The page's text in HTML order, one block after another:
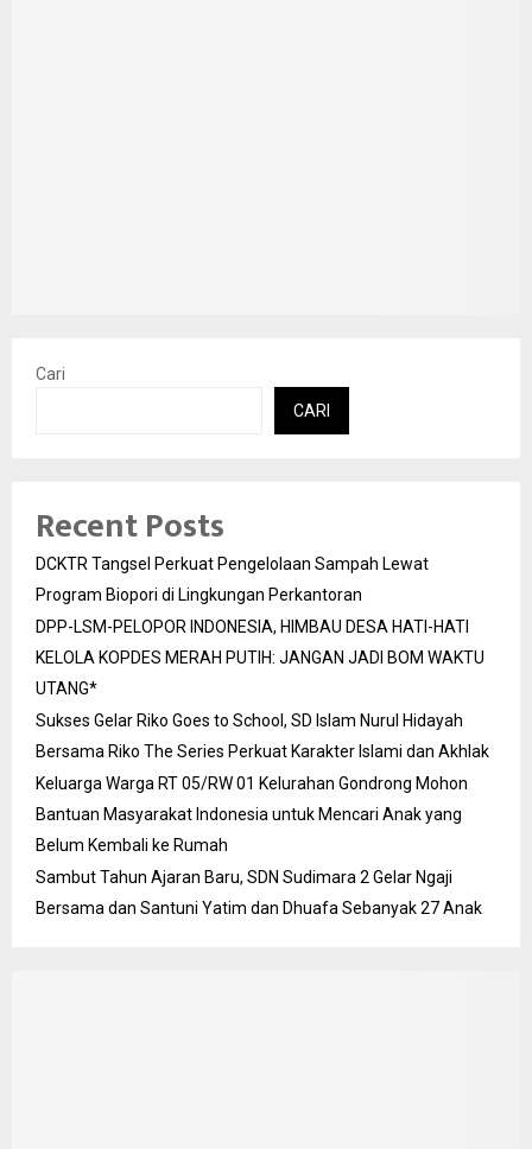
Cari
CARI
Recent Posts
DCKTR Tangsel Perkuat Pengelolaan Sampah Lewat
Program Biopori di Lingkungan Perkantoran
DPP-LSM-PELOPOR INDONESIA, HIMBAU DESA HATI-HATI
KELOLA KOPDES MERAH PUTIH: JANGAN JADI BOM WAKTU
UTANG*
Sukses Gelar Riko Goes to School, SD Islam Nurul Hidayah
Bersama Riko The Series Perkuat Karakter Islami dan Akhlak
Keluarga Warga RT 05/RW 01 Kelurahan Gondrong Mohon
Bantuan Masyarakat Indonesia untuk Mencari Anak yang
Belum Kembali ke Rumah
Sambut Tahun Ajaran Baru, SDN Sudimara 2 Gelar Ngaji
Bersama dan Santuni Yatim dan Dhuafa Sebanyak 27 Anak